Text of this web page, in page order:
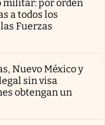
militar: por orden
a todos los
Fuerzas
Nuevo México y
sin visa
obtengan un